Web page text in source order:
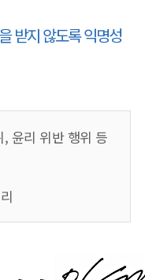
받지 않도록 익명성
윤리 위반 행위 등